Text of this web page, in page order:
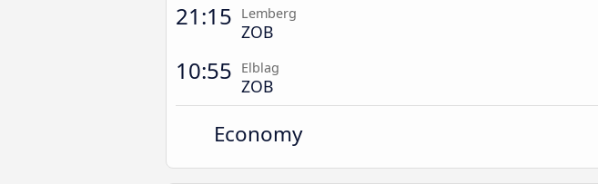
21:15 Lemberg
ZOB
10:55 Elblag
ZOB
Economy